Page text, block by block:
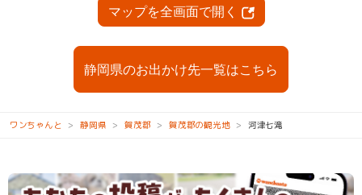
マップを全画面で開く
静岡県のお出かけ先一覧はこちら
ワンちゃんと 静岡県 賀茂郡 賀茂郡の観光地 河津七滝